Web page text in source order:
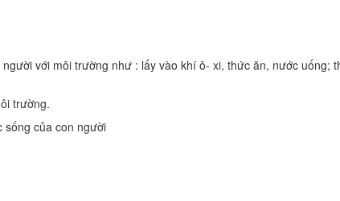
với môi trường như : lấy vào khí ô- xi, thức ăn, nước uống;
trường.
sống của con người